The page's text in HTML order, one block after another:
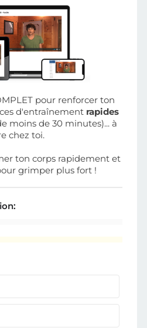
pour renforcer ton
d'entraînement rapides
moins de 30 minutes)... à
chez toi.
ton corps rapidement et
grimper plus fort !